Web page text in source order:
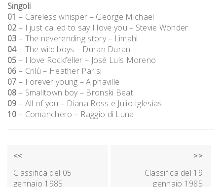
Singoli
01 – Careless whisper – George Michael
02 – I just called to say I love you – Stevie Wonder
03 – The neverending story – Limahl
04– The wild boys – Duran Duran
05 – I love Rockfeller – Josè Luis Moreno
06 – Crilù – Heather Parisi
07 – Forever young – Alphaville
08 – Smalltown boy – Bronski Beat
09 – All of you – Diana Ross e Julio Iglesias
10 – Comanchero – Raggio di Luna
NAVIGAZIONE
ARTICOLI
<<
Classifica del 05
gennaio 1985
>>
Classifica del 19
gennaio 1985